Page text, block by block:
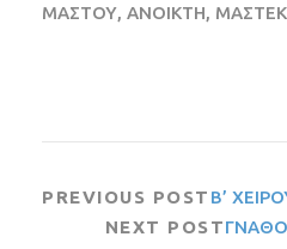
ΜΑΣΤΟΥ, ΑΝΟΙΚΤΗ,
PREVIOUS POST Β’
NEXT POST